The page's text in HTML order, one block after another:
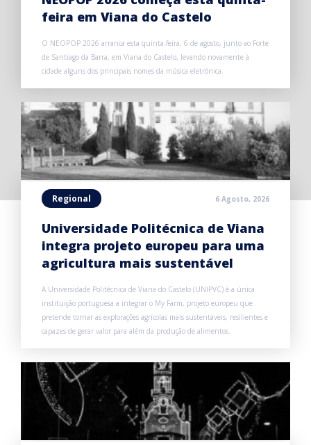
feira em Viana do Castelo
O NEOPOP 2026 arranca esta quinta-feira, 6 de agosto, junto ao Forte
de Santiago da Barra, em Viana do Castelo, levando novamente à
cidade alguns dos principais nomes da música eletrónica.
Regional 6 Agosto, 2026
Universidade Politécnica de Viana
integra projeto europeu para uma
agricultura mais sustentável
A Universidade Politécnica de Viana do Castelo (UNIPVC) é a única
instituição portuguesa a integrar o My Farm, projeto europeu que
pretende tornar as explorações agrícolas mais sustentáveis, resilientes e
capazes de gerar valor para além da produção de alimentos.